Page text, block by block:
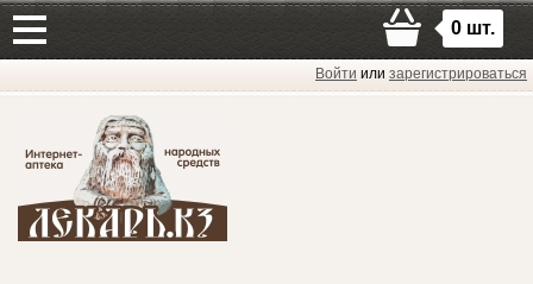
Войти или зарегистрироваться
0 шт.